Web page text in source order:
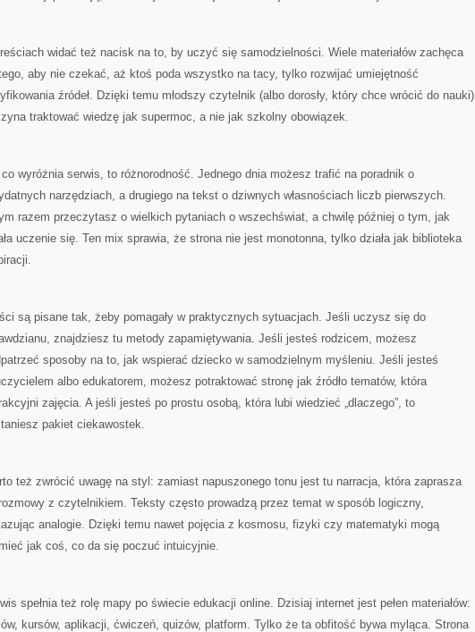
widać też nacisk na to, by uczyć się samodzielności. Wiele materiałów zachęca
aby nie czekać, aż ktoś poda wszystko na tacy, tylko rozwijać umiejętność
źródeł. Dzięki temu młodszy czytelnik (albo dorosły, który chce wrócić do nauki)
traktować wiedzę jak supermoc, a nie jak szkolny obowiązek.
wyróżnia serwis, to różnorodność. Jednego dnia możesz trafić na poradnik o
narzędziach, a drugiego na tekst o dziwnych własnościach liczb pierwszych.
razem przeczytasz o wielkich pytaniach o wszechświat, a chwilę później o tym, jak
uczenie się. Ten mix sprawia, że strona nie jest monotonna, tylko działa jak biblioteka
są pisane tak, żeby pomagały w praktycznych sytuacjach. Jeśli uczysz się do
znajdziesz tu metody zapamiętywania. Jeśli jesteś rodzicem, możesz
sposoby na to, jak wspierać dziecko w samodzielnym myśleniu. Jeśli jesteś
albo edukatorem, możesz potraktować stronę jak źródło tematów, która
zajęcia. A jeśli jesteś po prostu osobą, która lubi wiedzieć „dlaczego”, to
pakiet ciekawostek.
też zwrócić uwagę na styl: zamiast napuszonego tonu jest tu narracja, która zaprasza
z czytelnikiem. Teksty często prowadzą przez temat w sposób logiczny,
analogie. Dzięki temu nawet pojęcia z kosmosu, fizyki czy matematyki mogą
jak coś, co da się poczuć intuicyjnie.
spełnia też rolę mapy po świecie edukacji online. Dzisiaj internet jest pełen materiałów:
kursów, aplikacji, ćwiczeń, quizów, platform. Tylko że ta obfitość bywa myląca. Strona